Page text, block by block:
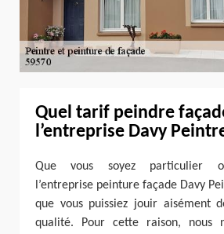
Quel tarif peindre
l’entreprise Davy
Que vous soyez particulier
l’entreprise peinture façade Davy
que vous puissiez jouir aisément
qualité. Pour cette raison, nous